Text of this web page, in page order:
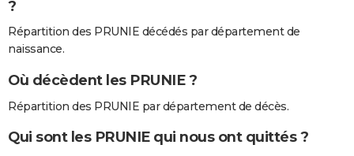
?
Répartition des PRUNIE décédés par département de
naissance.
Où décèdent les PRUNIE ?
Répartition des PRUNIE par département de décès.
Qui sont les PRUNIE qui nous ont quittés ?